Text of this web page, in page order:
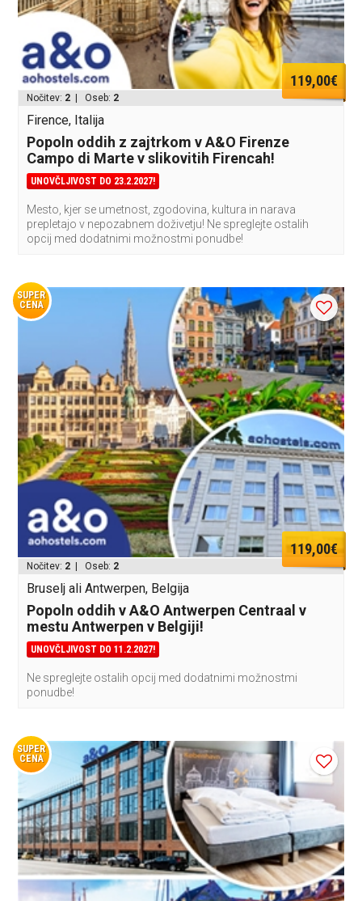
119,00€
Nočitev: 2 | Oseb: 2
Firence, Italija
Popoln oddih z zajtrkom v A&O Firenze
Campo di Marte v slikovitih Firencah!
UNOVČLJIVOST DO 23.2.2027!
Mesto, kjer se umetnost, zgodovina, kultura in narava
prepletajo v nepozabnem doživetju! Ne spreglejte ostalih
opcij med dodatnimi možnostmi ponudbe!
SUPER
CENA
119,00€
Nočitev: 2 | Oseb: 2
Bruselj ali Antwerpen, Belgija
Popoln oddih v A&O Antwerpen Centraal v
mestu Antwerpen v Belgiji!
UNOVČLJIVOST DO 11.2.2027!
Ne spreglejte ostalih opcij med dodatnimi možnostmi
ponudbe!
SUPER
CENA